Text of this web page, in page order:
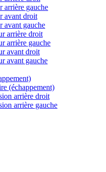
arrière gauche
avant droit
avant gauche
arrière droit
arrière gauche
avant droit
avant gauche
(échappement)
arrière droit
arrière gauche